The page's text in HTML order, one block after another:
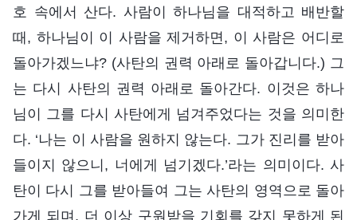
호 속에서 산다. 사람이 하나님을 대적하고 배반할
때, 하나님이 이 사람을 제거하면, 이 사람은 어디로
돌아가겠느냐? (사탄의 권력 아래로 돌아갑니다.) 그
는 다시 사탄의 권력 아래로 돌아간다. 이것은 하나
님이 그를 다시 사탄에게 넘겨주었다는 것을 의미한
다. ‘나는 이 사람을 원하지 않는다. 그가 진리를 받아
들이지 않으니, 너에게 넘기겠다.’라는 의미이다. 사
탄이 다시 그를 받아들여 그는 사탄의 영역으로 돌아
가게 되며, 더 이상 구원받을 기회를 갖지 못하게 된